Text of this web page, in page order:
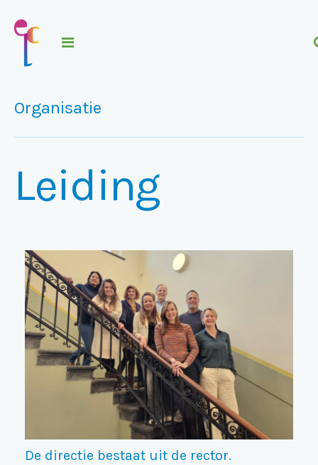
Organisatie
Leiding
De directie bestaat uit de rector.